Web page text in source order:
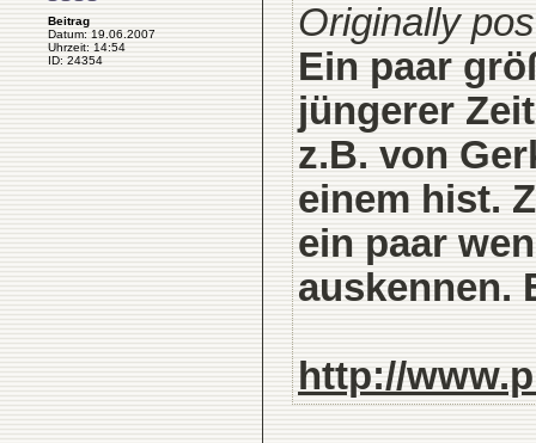
Beitrag
Datum: 19.06.2007
Uhrzeit: 14:54
ID: 24354
Originally
Ein paar
jüngerer
z.B. von
einem hist.
ein paar
auskennen.
http://